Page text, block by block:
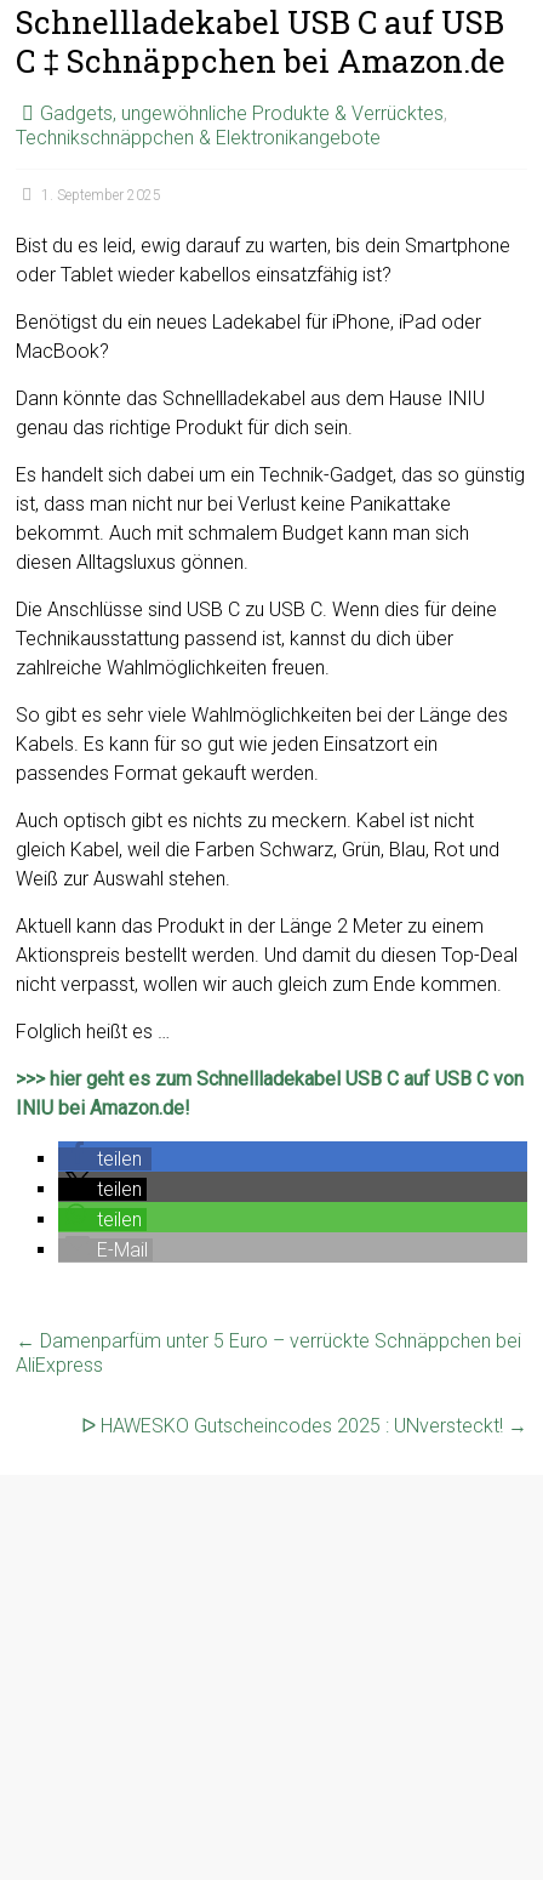
Schnellladekabel USB C auf USB
C ‡ Schnäppchen bei Amazon.de
Gadgets, ungewöhnliche Produkte & Verrücktes,
Technikschnäppchen & Elektronikangebote
1. September 2025
Bist du es leid, ewig darauf zu warten, bis dein Smartphone
oder Tablet wieder kabellos einsatzfähig ist?
Benötigst du ein neues Ladekabel für iPhone, iPad oder
MacBook?
Dann könnte das Schnellladekabel aus dem Hause INIU
genau das richtige Produkt für dich sein.
Es handelt sich dabei um ein Technik-Gadget, das so günstig
ist, dass man nicht nur bei Verlust keine Panikattake
bekommt. Auch mit schmalem Budget kann man sich
diesen Alltagsluxus gönnen.
Die Anschlüsse sind USB C zu USB C. Wenn dies für deine
Technikausstattung passend ist, kannst du dich über
zahlreiche Wahlmöglichkeiten freuen.
So gibt es sehr viele Wahlmöglichkeiten bei der Länge des
Kabels. Es kann für so gut wie jeden Einsatzort ein
passendes Format gekauft werden.
Auch optisch gibt es nichts zu meckern. Kabel ist nicht
gleich Kabel, weil die Farben Schwarz, Grün, Blau, Rot und
Weiß zur Auswahl stehen.
Aktuell kann das Produkt in der Länge 2 Meter zu einem
Aktionspreis bestellt werden. Und damit du diesen Top-Deal
nicht verpasst, wollen wir auch gleich zum Ende kommen.
Folglich heißt es …
>>> hier geht es zum Schnellladekabel USB C auf USB C von
INIU bei Amazon.de!
teilen
teilen
teilen
E-Mail
← Damenparfüm unter 5 Euro – verrückte Schnäppchen bei
AliExpress
ᐅ HAWESKO Gutscheincodes 2025 : UNversteckt! →